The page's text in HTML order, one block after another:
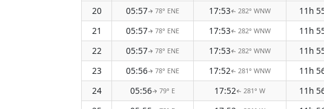
20
05:57↑ 78° ENE 17:53↑ 282° WNW 11h
21
05:57↑ 78° ENE 17:53↑ 282° WNW 11h
22
05:57↑ 78° ENE 17:53↑ 282° WNW 11h
23
05:56↑ 78° ENE 17:52↑ 281° WNW 11h
24
05:56↑ 79° E 17:52↑ 281° W 11h